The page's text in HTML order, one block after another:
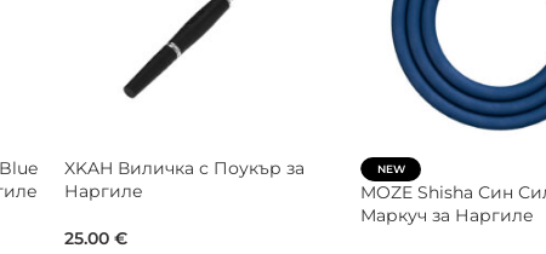
SALE
alite White Гард Предпазна
Alpha Hookah Smart
Накрайник за